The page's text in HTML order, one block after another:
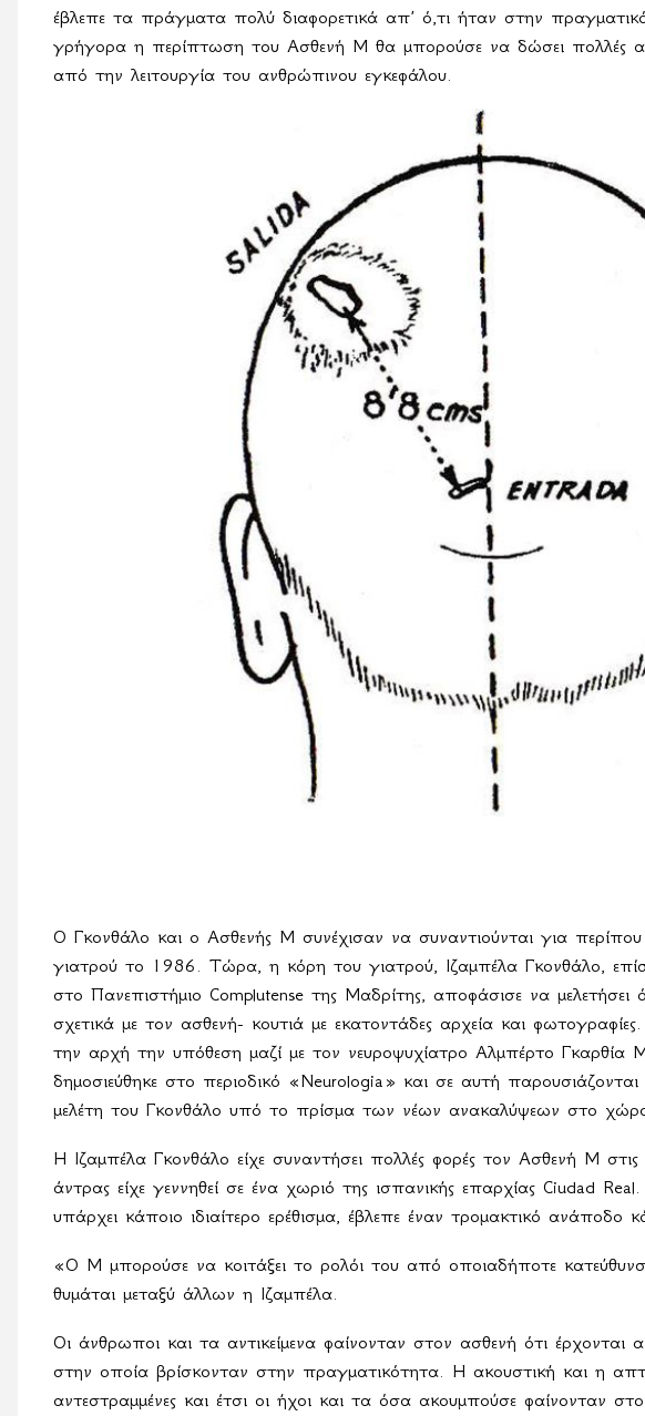
έβλεπε τα πράγματα πολύ διαφορετικά απ’ ό,τι ήταν στην
γρήγορα η περίπτωση του Ασθενή Μ θα μπορούσε να δώσει πολλές
από την λειτουργία του ανθρώπινου εγκεφάλου.
Ο Γκονθάλο και ο Ασθενής Μ συνέχισαν να συναντιούνται για
γιατρού το 1986. Τώρα, η κόρη του γιατρού, Ιζαμπέλα Γκονθάλο,
στο Πανεπιστήμιο Complutense της Μαδρίτης, αποφάσισε να
σχετικά με τον ασθενή- κουτιά με εκατοντάδες αρχεία και
την αρχή την υπόθεση μαζί με τον νευροψυχίατρο Αλμπέρτο Γκαρθία
δημοσιεύθηκε στο περιοδικό «Neurologia» και σε αυτή
μελέτη του Γκονθάλο υπό το πρίσμα των νέων ανακαλύψεων στο χώρο
Η Ιζαμπέλα Γκονθάλο είχε συναντήσει πολλές φορές τον Ασθενή Μ
άντρας είχε γεννηθεί σε ένα χωριό της ισπανικής επαρχίας Ciudad Real
υπάρχει κάποιο ιδιαίτερο ερέθισμα, έβλεπε έναν τρομακτικό ανάποδο
«Ο Μ μπορούσε να κοιτάξει το ρολόι του από οποιαδήποτε
θυμάται μεταξύ άλλων η Ιζαμπέλα.
Οι άνθρωποι και τα αντικείμενα φαίνονταν στον ασθενή ότι έρχονται
στην οποία βρίσκονταν στην πραγματικότητα. Η ακουστική και η
αντεστραμμένες και έτσι οι ήχοι και τα όσα ακουμπούσε φαίνονταν